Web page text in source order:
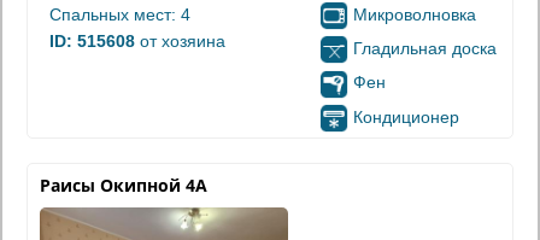
Спальных мест: 4
ID: 515608 от хозяина
Микроволновка
Гладильная доска
Фен
Кондиционер
Раисы Окипной 4А